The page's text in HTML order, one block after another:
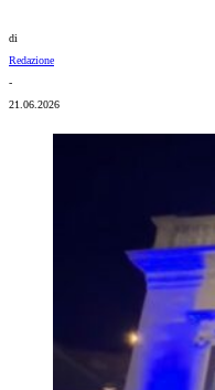
di
Redazione
-
21.06.2026